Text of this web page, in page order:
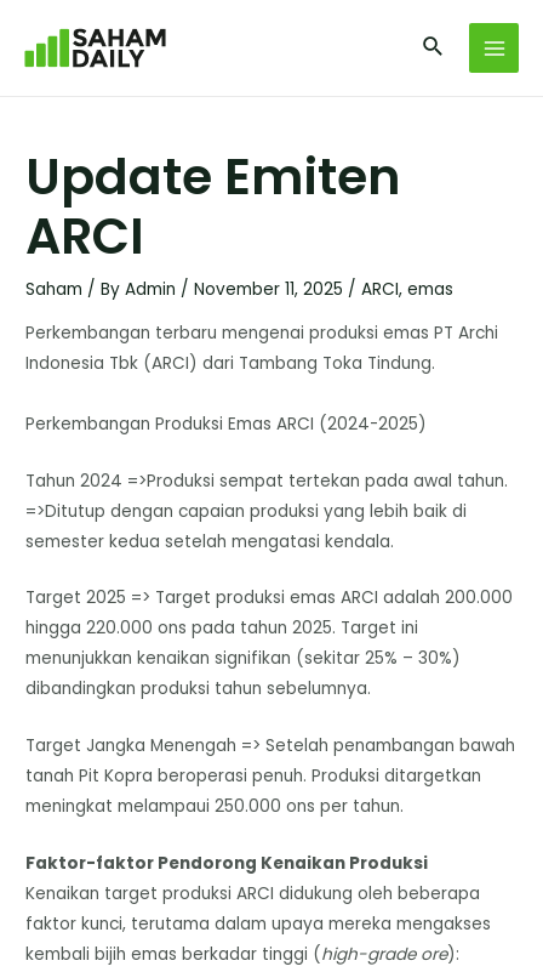
Update Emiten
ARCI
Saham / ByAdmin /November 11, 2025 /ARCI,emas
Perkembangan terbaru mengenai produksi emas PT Archi
Indonesia Tbk (ARCI) dari Tambang Toka Tindung.
Perkembangan Produksi Emas ARCI (2024-2025)
Tahun 2024 =>Produksi sempat tertekan pada awal tahun.
=>Ditutup dengan capaian produksi yang lebih baik di
semester kedua setelah mengatasi kendala.
Target 2025 => Target produksi emas ARCI adalah 200.000
hingga 220.000 ons pada tahun 2025. Target ini
menunjukkan kenaikan signifikan (sekitar 25% – 30%)
dibandingkan produksi tahun sebelumnya.
Target Jangka Menengah => Setelah penambangan bawah
tanah Pit Kopra beroperasi penuh. Produksi ditargetkan
meningkat melampaui 250.000 ons per tahun.
Faktor-faktor Pendorong Kenaikan Produksi
​Kenaikan target produksi ARCI didukung oleh beberapa
faktor kunci, terutama dalam upaya mereka mengakses
kembali bijih emas berkadar tinggi (high-grade ore):